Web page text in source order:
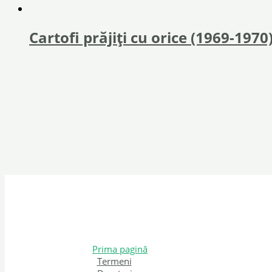
Cartofi prăjiţi cu orice (1969-
Prima pagină
Termeni